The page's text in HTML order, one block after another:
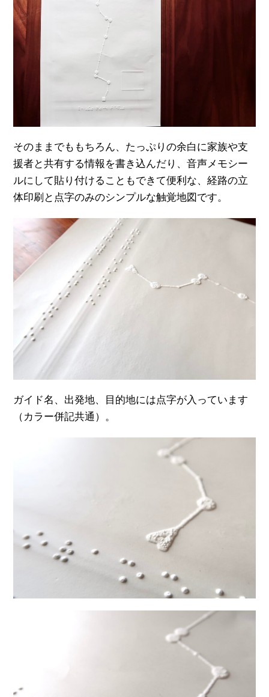
そのままでももちろん、たっぷりの余白に家族や支
援者と共有する情報を書き込んだり、音声メモシー
ルにして貼り付けることもできて便利な、経路の立
体印刷と点字のみのシンプルな触覚地図です。
ガイド名、出発地、目的地には点字が入っています
（カラー併記共通）。